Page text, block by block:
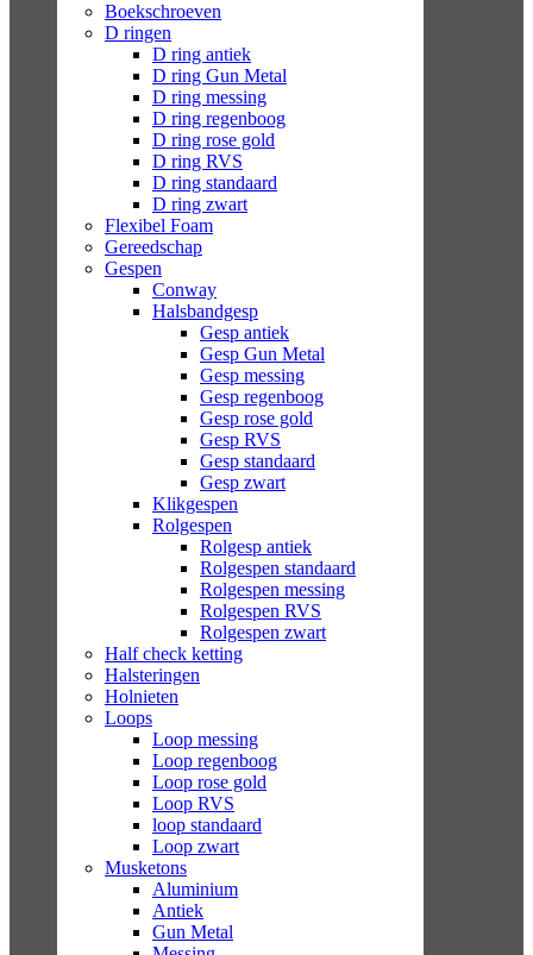
Boekschroeven
D ringen
D ring antiek
D ring Gun Metal
D ring messing
D ring regenboog
D ring rose gold
D ring RVS
D ring standaard
D ring zwart
Flexibel Foam
Gereedschap
Gespen
Conway
Halsbandgesp
Gesp antiek
Gesp Gun Metal
Gesp messing
Gesp regenboog
Gesp rose gold
Gesp RVS
Gesp standaard
Gesp zwart
Klikgespen
Rolgespen
Rolgesp antiek
Rolgespen standaard
Rolgespen messing
Rolgespen RVS
Rolgespen zwart
Half check ketting
Halsteringen
Holnieten
Loops
Loop messing
Loop regenboog
Loop rose gold
Loop RVS
loop standaard
Loop zwart
Musketons
Aluminium
Antiek
Gun Metal